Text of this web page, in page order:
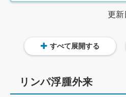
更新
すべて展開する
リンパ浮腫外来